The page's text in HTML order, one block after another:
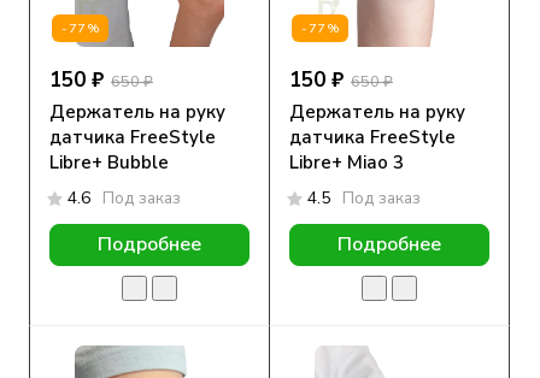
-77%
150 ₽ 650 ₽
Держатель на руку
датчика FreeStyle
Libre+ Bubble
4.6 Под заказ
Подробнее
-77%
150 ₽ 650 ₽
Держатель на руку
датчика FreeStyle
Libre+ Miao 3
4.5 Под заказ
Подробнее